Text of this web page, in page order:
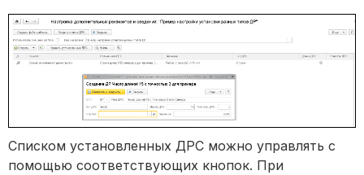
Списком установленных ДРС можно управлять с
помощью соответствующих кнопок. При